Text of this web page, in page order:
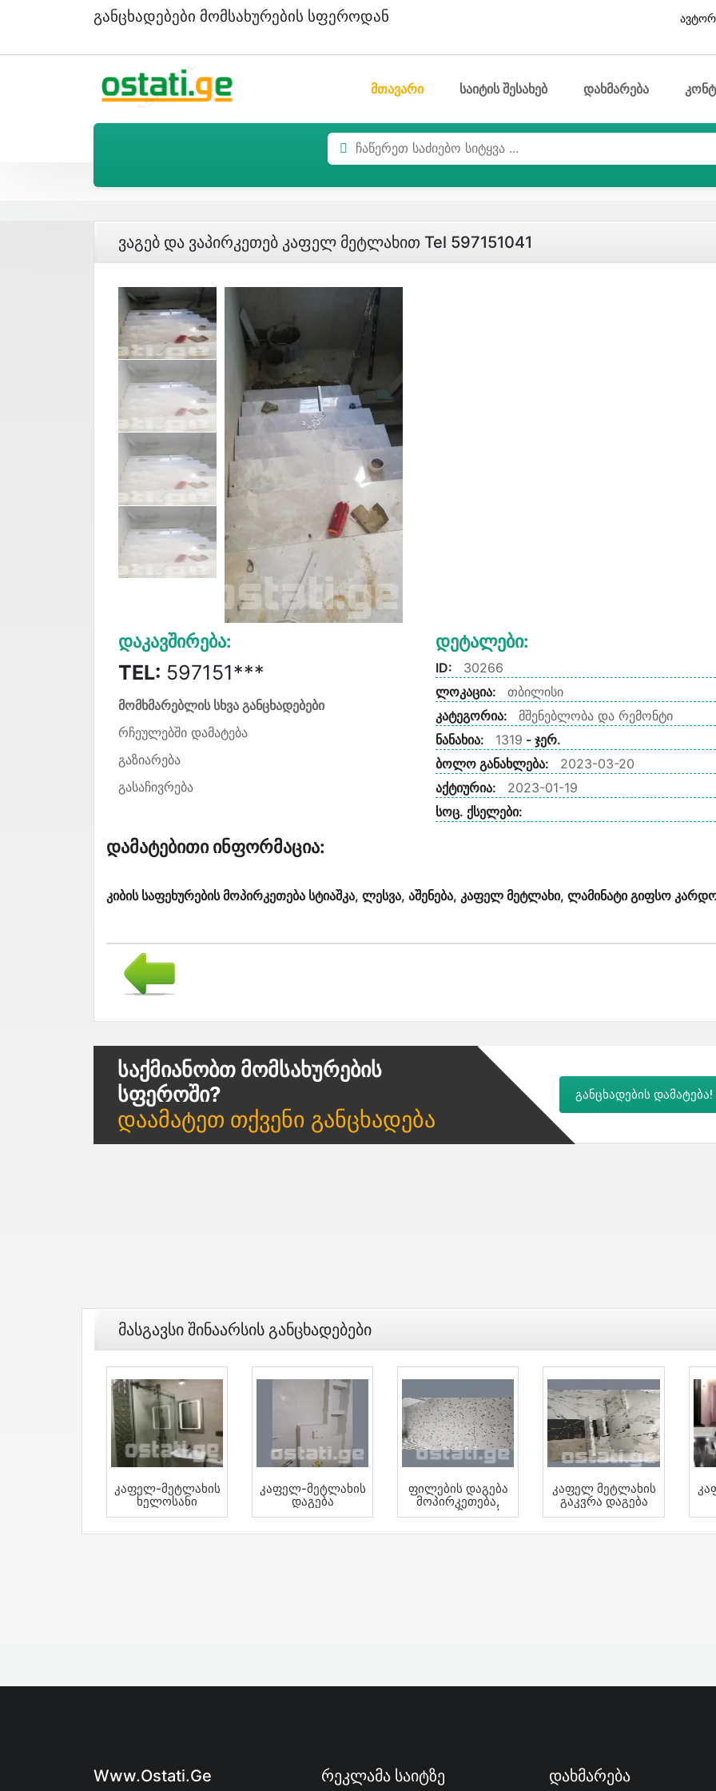
Განცხადებები Მომსახურების Სფეროდან
მთავარი საიტის შესახებ დახმარება
Ვაგებ Და Ვაპირკეთებ Კაფელ Მეტლახით Tel 597151041
Დაკავშირება:
TEL: 597151***
მომხმარებლის სხვა განცხადებები
რჩეულებში დამატება
გაზიარება
გასაჩივრება
Დეტალები:
ID:
30266
ლოკაცია:
თბილისი
კატეგორია:
მშენებლობა და რემონტი
ნანახია:
1319 - ჯერ.
ბოლო განახლება:
2023-03-20
აქტიურია:
2023-01-19
სოც. ქსელები:
Დამატებითი Ინფორმაცია:
კიბის საფეხურების მოპირკეთება სტიაშკა, ლესვა, აშენება, კაფელ მეტლახი, ლამინატი გიფსო
Საქმიანობთ Მომსახურების
Სფეროში?
Დაამატეთ Თქვენი Განცხადება
განცხადების დამატება!
Მასგავსი Შინაარსის Განცხადებები
Კაფელ-Მეტლახის
Ხელოსანი
Კაფელ-Მეტლახის
Დაგება
Ფილების Დაგება
Მოპირკეთება,
Კაფელი Მეტლახი
Კაფელ Მეტლახის
Გაკვრა Დაგება
Www.ostati.ge Რეკლამა Საიტზე Დახმარება